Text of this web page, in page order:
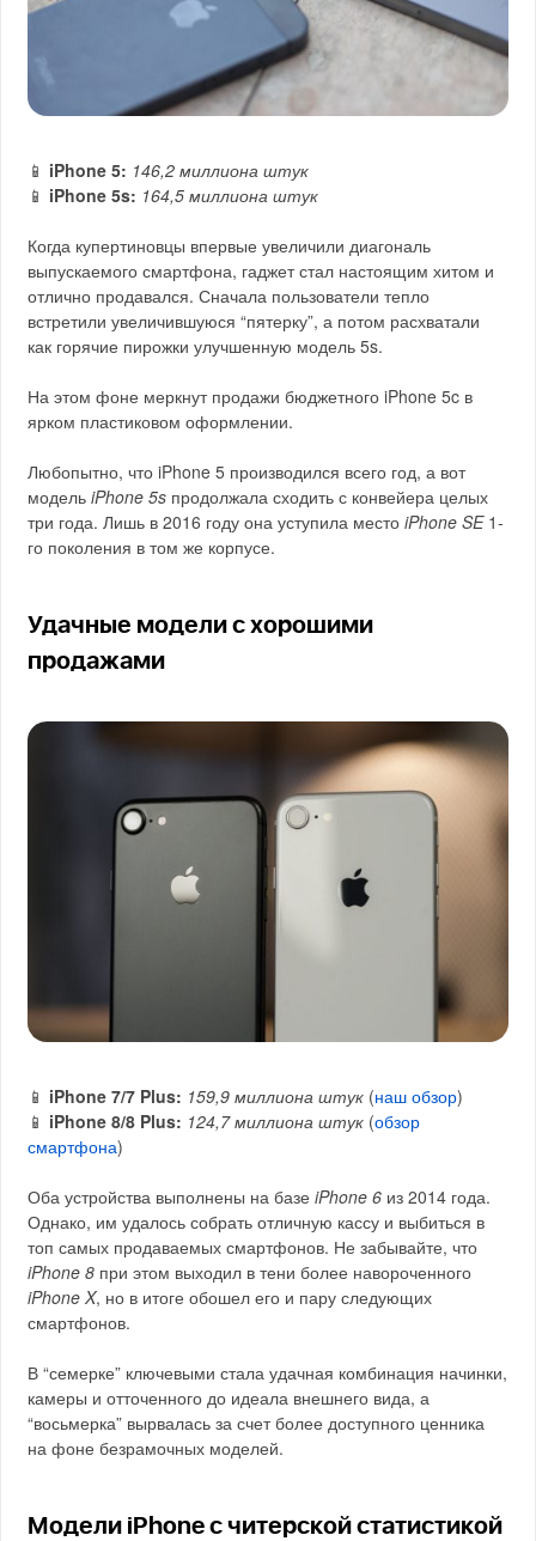
📱 iPhone 5: 146,2 миллиона штук
📱 iPhone 5s: 164,5 миллиона штук
Когда купертиновцы впервые увеличили диагональ
выпускаемого смартфона, гаджет стал настоящим хитом и
отлично продавался. Сначала пользователи тепло
встретили увеличившуюся “пятерку”, а потом расхватали
как горячие пирожки улучшенную модель 5s.
На этом фоне меркнут продажи бюджетного iPhone 5c в
ярком пластиковом оформлении.
Любопытно, что iPhone 5 производился всего год, а вот
модельiPhone 5s продолжала сходить с конвейера целых
три года. Лишь в 2016 году она уступила местоiPhone SE1-
го поколения в том же корпусе.
Удачные модели с хорошими
продажами
📱 iPhone 7/7 Plus: 159,9 миллиона штук (наш обзор)
📱 iPhone 8/8 Plus: 124,7 миллиона штук (обзор
смартфона)
Оба устройства выполнены на базеiPhone 6 из 2014 года.
Однако, им удалось собрать отличную кассу и выбиться в
топ самых продаваемых смартфонов. Не забывайте, что
iPhone 8 при этом выходил в тени более навороченного
iPhone X, но в итоге обошел его и пару следующих
смартфонов.
В “семерке” ключевыми стала удачная комбинация начинки,
камеры и отточенного до идеала внешнего вида, а
“восьмерка” вырвалась за счет более доступного ценника
на фоне безрамочных моделей.
Модели iPhone с читерской статистикой